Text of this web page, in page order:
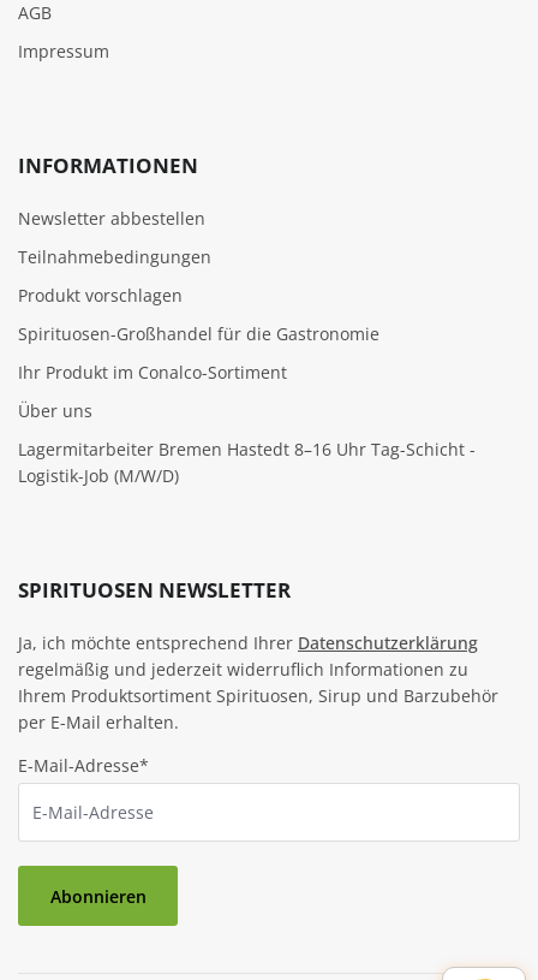
AGB
Impressum
INFORMATIONEN
Newsletter abbestellen
Teilnahmebedingungen
Produkt vorschlagen
Spirituosen-Großhandel für die Gastronomie
Ihr Produkt im Conalco-Sortiment
Über uns
Lagermitarbeiter Bremen Hastedt 8–16 Uhr Tag-Schicht -
Logistik-Job (M/W/D)
SPIRITUOSEN NEWSLETTER
Ja, ich möchte entsprechend Ihrer Datenschutzerklärung
regelmäßig und jederzeit widerruflich Informationen zu
Ihrem Produktsortiment Spirituosen, Sirup und Barzubehör
per E-Mail erhalten.
E-Mail-Adresse*
Abonnieren